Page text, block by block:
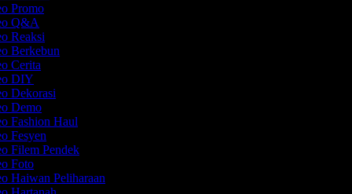
Promo
Q&A
Reaksi
Berkebun
Cerita
DIY
Dekorasi
Demo
Fashion Haul
Fesyen
Filem Pendek
Foto
Haiwan Peliharaan